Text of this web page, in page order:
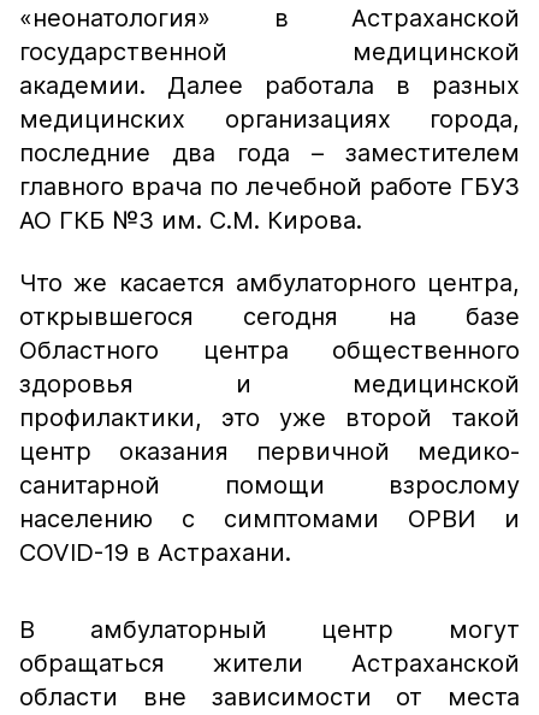
«неонатология» в Астраханской
государственной медицинской
академии. Далее работала в разных
медицинских организациях города,
последние два года – заместителем
главного врача по лечебной работе ГБУЗ
АО ГКБ №3 им. С.М. Кирова.
Что же касается амбулаторного центра,
открывшегося сегодня на базе
Областного центра общественного
здоровья и медицинской
профилактики, это уже второй такой
центр оказания первичной медико-
санитарной помощи взрослому
населению с симптомами ОРВИ и
COVID-19 в Астрахани.
В амбулаторный центр могут
обращаться жители Астраханской
области вне зависимости от места